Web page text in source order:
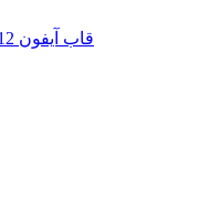
قاب آیفون 12 پرو و لوازم جانبی